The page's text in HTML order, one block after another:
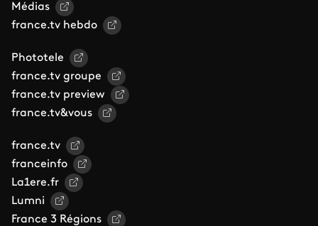
Médias
france.tv hebdo
Phototele
france.tv groupe
france.tv preview
france.tv&vous
france.tv
franceinfo
La1ere.fr
Lumni
France 3 Régions